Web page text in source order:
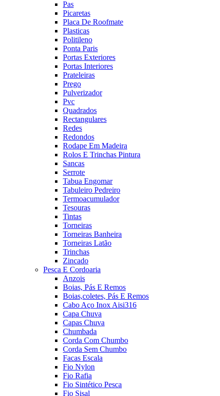
Pas
Picaretas
Placa De Roofmate
Plasticas
Politileno
Ponta Paris
Portas Exteriores
Portas Interiores
Prateleiras
Prego
Pulverizador
Pvc
Quadrados
Rectangulares
Redes
Redondos
Rodape Em Madeira
Rolos E Trinchas Pintura
Sancas
Serrote
Tabua Engomar
Tabuleiro Pedreiro
Termoacumulador
Tesouras
Tintas
Torneiras
Torneiras Banheira
Torneiras Latão
Trinchas
Zincado
Pesca E Cordoaria
Anzois
Boias, Pás E Remos
Boias,coletes, Pás E Remos
Cabo Aço Inox Aisi316
Capa Chuva
Capas Chuva
Chumbada
Corda Com Chumbo
Corda Sem Chumbo
Facas Escala
Fio Nylon
Fio Rafia
Fio Sintético Pesca
Fio Sisal